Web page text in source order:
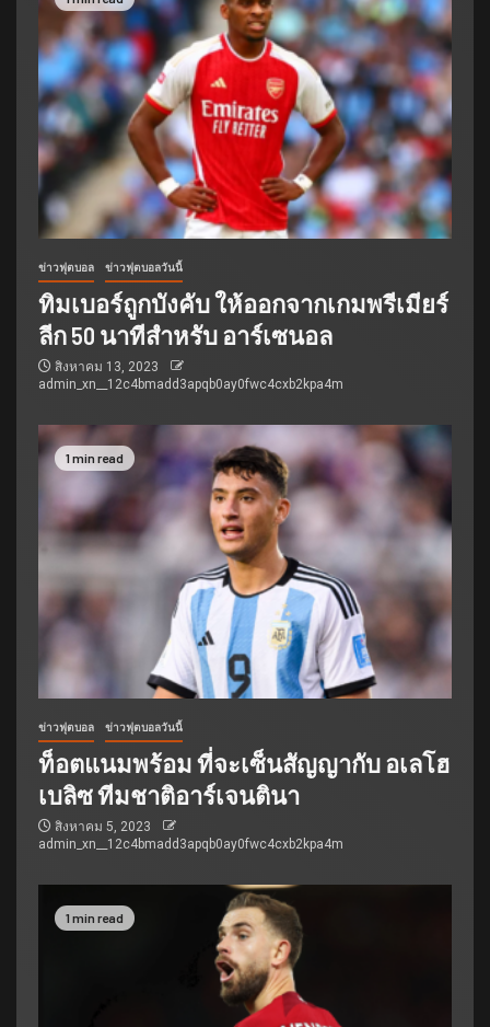
ข่าวฟุตบอล ข่าวฟุตบอลวันนี้
ทิมเบอร์ถูกบังคับ ให้ออกจากเกมพรีเมียร์
ลีก 50 นาทีสำหรับ อาร์เซนอล
สิงหาคม 13, 2023
admin_xn__12c4bmadd3apqb0ay0fwc4cxb2kpa4m
1 min read
ข่าวฟุตบอล ข่าวฟุตบอลวันนี้
ท็อตแนมพร้อม ที่จะเซ็นสัญญากับ อเลโฮ
เบลิซ ทีมชาติอาร์เจนตินา
สิงหาคม 5, 2023
admin_xn__12c4bmadd3apqb0ay0fwc4cxb2kpa4m
1 min read